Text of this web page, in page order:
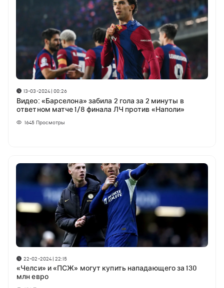
13-03-2024 | 00:26
Видео: «Барселона» забила 2 гола за 2 минуты в
ответном матче 1/8 финала ЛЧ против «Наполи»
1645 Просмотры
22-02-2024 | 22:15
«Челси» и «ПСЖ» могут купить нападающего за 130
млн евро